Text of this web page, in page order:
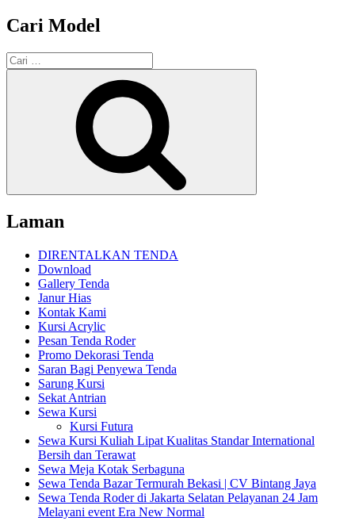
Cari Model
Pencarian
untuk:
Laman
DIRENTALKAN TENDA
Download
Gallery Tenda
Janur Hias
Kontak Kami
Kursi Acrylic
Pesan Tenda Roder
Promo Dekorasi Tenda
Saran Bagi Penyewa Tenda
Sarung Kursi
Sekat Antrian
Sewa Kursi
Kursi Futura
Sewa Kursi Kuliah Lipat Kualitas Standar International
Bersih dan Terawat
Sewa Meja Kotak Serbaguna
Sewa Tenda Bazar Termurah Bekasi | CV Bintang Jaya
Sewa Tenda Roder di Jakarta Selatan Pelayanan 24 Jam
Melayani event Era New Normal